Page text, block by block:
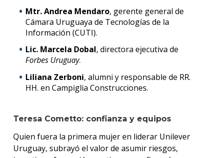
Mtr. Andrea Mendaro, gerente general de
Cámara Uruguaya de Tecnologías de la
Información (CUTI).
Lic. Marcela Dobal, directora ejecutiva de
Forbes Uruguay.
Liliana Zerboni, alumni y responsable de RR.
HH. en Campiglia Construcciones.
Teresa Cometto: confianza y equipos
Quien fuera la primera mujer en liderar Unilever
Uruguay, subrayó el valor de asumir riesgos,